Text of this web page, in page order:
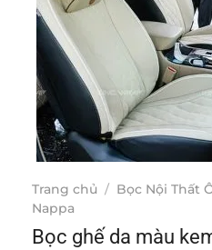
Trang chủ / Bọc Nội Thất
Nappa
Bọc ghế da màu